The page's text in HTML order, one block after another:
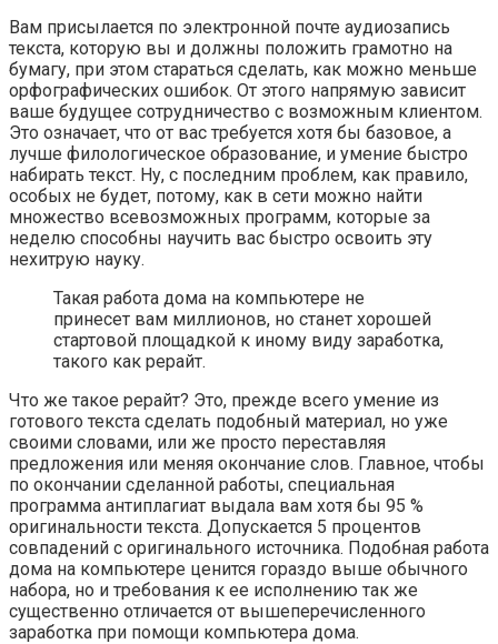
Вам присылается по электронной почте аудиозапись
текста, которую вы и должны положить грамотно на
бумагу, при этом стараться сделать, как можно меньше
орфографических ошибок. От этого напрямую зависит
ваше будущее сотрудничество с возможным клиентом.
Это означает, что от вас требуется хотя бы базовое, а
лучше филологическое образование, и умение быстро
набирать текст. Ну, с последним проблем, как правило,
особых не будет, потому, как в сети можно найти
множество всевозможных программ, которые за
неделю способны научить вас быстро освоить эту
нехитрую науку.
Такая работа дома на компьютере не
принесет вам миллионов, но станет хорошей
стартовой площадкой к иному виду заработка,
такого как рерайт.
Что же такое рерайт? Это, прежде всего умение из
готового текста сделать подобный материал, но уже
своими словами, или же просто переставляя
предложения или меняя окончание слов. Главное, чтобы
по окончании сделанной работы, специальная
программа антиплагиат выдала вам хотя бы 95 %
оригинальности текста. Допускается 5 процентов
совпадений с оригинального источника. Подобная работа
дома на компьютере ценится гораздо выше обычного
набора, но и требования к ее исполнению так же
существенно отличается от вышеперечисленного
заработка при помощи компьютера дома.